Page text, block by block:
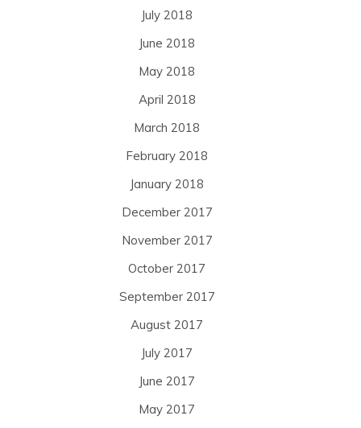
July 2018
June 2018
May 2018
April 2018
March 2018
February 2018
January 2018
December 2017
November 2017
October 2017
September 2017
August 2017
July 2017
June 2017
May 2017